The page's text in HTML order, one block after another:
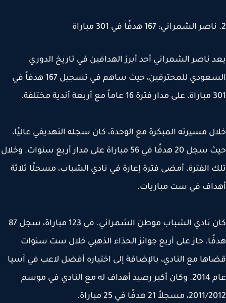
ناصر الشمراني أحد أبرز الهدافين في تاريخ الدوري
السعودي للمحترفين، حيث ساهم في تسجيل 167 هدفاً في
مختلفة.
مسيرته المبكرة مع الوحدة، كان سجله التهديفي عاليًا،
حيث سجل 20 هدفًا في 56 مباراة على مدار أربع سنوات. وخلال
الفترة، أمضى فترة إعارة في نادي الشباب، مسجلًا ثلاثة
في ست مباريات.
كان نادي الشباب موطن الشمراني. في 123 مباراة، سجل 87
حاز على أربع جوائز الحذاء الذهبي خلال ست سنوات
مع النادي، بالإضافة إلى اختياره أفضل لاعب في آسيا
عام 2014. وكان أكبر رصيد أهداف له مع النادي في موسم
مسجلاً 21 هدفًا في 25 مباراة.